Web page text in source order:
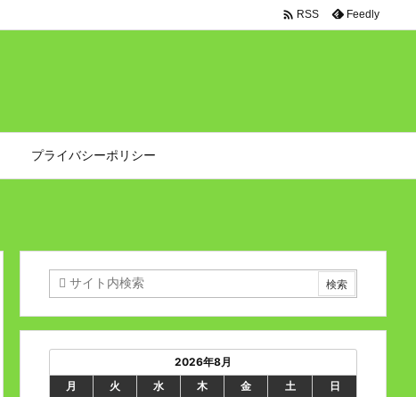
プライバシーポリシー
 RSS Feedly
2026年8月
月
火 水 木 金 土
日